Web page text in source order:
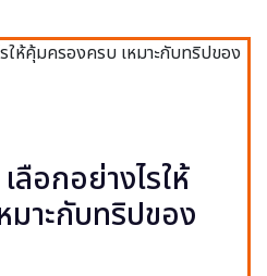
ลือกอย่างไรให้
มาะกับทริปของ